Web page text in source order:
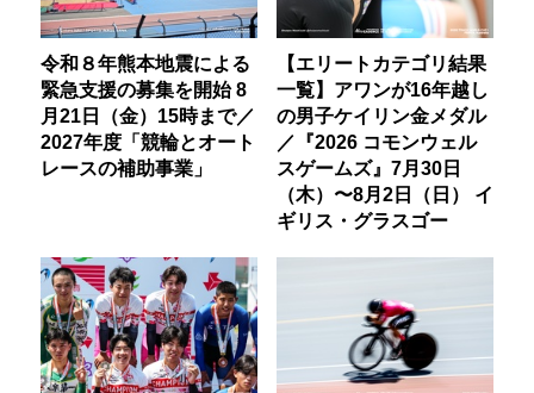
令和８年熊本地震による
緊急支援の募集を開始 8
月21日（金）15時まで／
2027年度「競輪とオート
レースの補助事業」
【エリートカテゴリ結果
一覧】アワンが16年越し
の男子ケイリン金メダル
／『2026 コモンウェル
スゲームズ』7月30日
（木）〜8月2日（日） イ
ギリス・グラスゴー